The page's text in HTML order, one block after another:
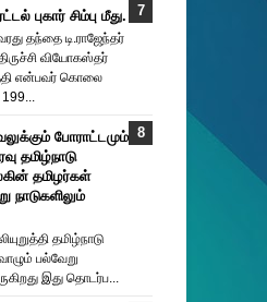
புகார் சிம்பு மீது.
தந்தை டி.ராஜேந்தர்
வியோகஸ்தர்
என்பவர் கொலை
போராட்டமும்
தமிழ்நாடு
தமிழர்கள்
நாடுகளிலும்
தமிழ்நாடு
பல்வேறு
இது தொடர்ப...